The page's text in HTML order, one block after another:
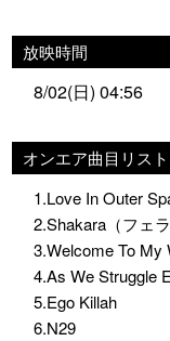
放映時間
8/02(日) 04:56
オンエア曲目リスト
1.Love In Outer
2.Shakara（フェ
3.Welcome To My
4.As We Struggle
5.Ego Killah
6.N29